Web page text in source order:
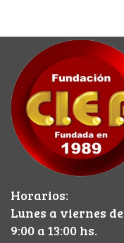
Horarios:
Lunes a viernes de
9:00 a 13:00 hs.